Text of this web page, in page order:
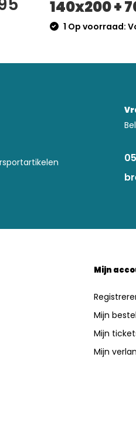
140x200 +
1 Op voorraad:
Mijn
Mijn
Mijn
Mijn